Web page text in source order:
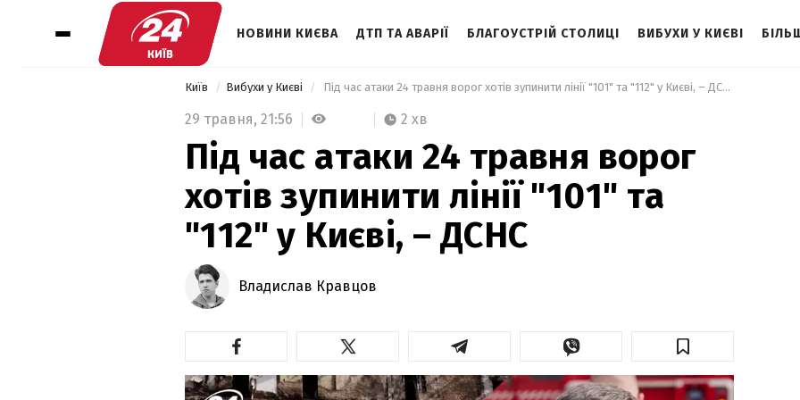
НОВИНИ КИЄВА ДТП ТА АВАРІЇ БЛАГОУСТРІЙ СТОЛИЦІ ВИБУХИ У КИЄВІ
Київ Вибухи у Києві Під час атаки 24 травня ворог хотів зупинити лінії "101" та "112" у Києві, – ДСНС
29 травня, 21:56 2 хв
Під час атаки 24 травня ворог
хотів зупинити лінії "101" та
"112" у Києві, – ДСНС
Владислав Кравцов